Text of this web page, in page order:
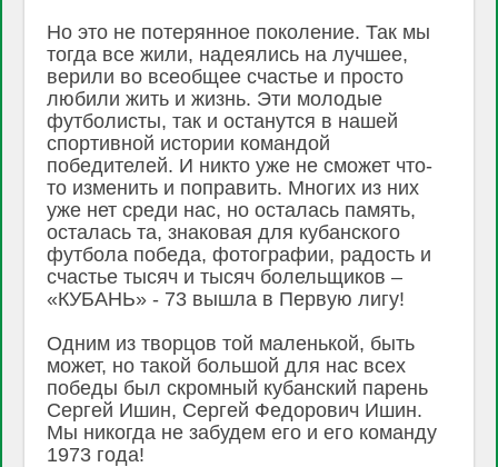
Но это не потерянное поколение. Так мы
тогда все жили, надеялись на лучшее,
верили во всеобщее счастье и просто
любили жить и жизнь. Эти молодые
футболисты, так и останутся в нашей
спортивной истории командой
победителей. И никто уже не сможет что-
то изменить и поправить. Многих из них
уже нет среди нас, но осталась память,
осталась та, знаковая для кубанского
футбола победа, фотографии, радость и
счастье тысяч и тысяч болельщиков –
«КУБАНЬ» - 73 вышла в Первую лигу!
Одним из творцов той маленькой, быть
может, но такой большой для нас всех
победы был скромный кубанский парень
Сергей Ишин, Сергей Федорович Ишин.
Мы никогда не забудем его и его команду
1973 года!